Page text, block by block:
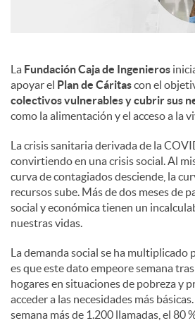
La Fundación Caja de Ingenieros
apoyar el Plan de Cáritascon el
colectivos vulnerables y cubrir sus
como la alimentación y el acceso a la
La crisis sanitaria derivada de la
convirtiendo en una crisis social. Al
curva de contagiados desciende, la
recursos sube. Más de dos meses de
social y económica tienen un
nuestras vidas.
La demanda social se ha multiplicado
es que este dato empeore semana
hogares en situaciones de pobreza y
acceder a las necesidades más
semana más de 1.200 llamadas, el 80